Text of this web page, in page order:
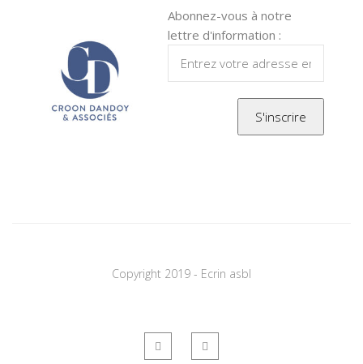
Abonnez-vous à notre
lettre d'information :
Copyright 2019 - Ecrin asbl